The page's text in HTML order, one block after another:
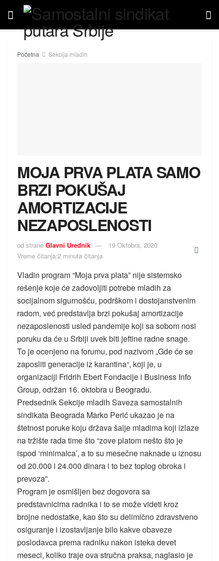
Početna Sekcija mladih
MOJA PRVA PLATA SAMO
BRZI POKUŠAJ
AMORTIZACIJE
NEZAPOSLENOSTI
od strane Glavni Urednik
19 Oktobra, 2020
Vreme čitanja:2 minuta čitanja
Vladin program “Moja prva plata” nije sistemsko
rešenje koje će zadovoljiti potrebe mladih za
socijalnom sigurnošću, podrškom i dostojanstvenim
radom, već predstavlja brzi pokušaj amortizacije
nezaposlenosti usled pandemije koji sa sobom nosi
poruku da će u Srbiji uvek biti jeftine radne snage.
To je ocenjeno na forumu, pod nazivom „Gde će se
zaposliti generacije iz karantina“, koji je, u
organizaciji Fridrih Ebert Fondacije i Business Info
Group, održan 16. oktobra u Beogradu.
Predsednik Sekcije mladih Saveza samostalnih
sindikata Beograda Marko Perić ukazao je na
štetnost poruke koju država šalje mladima koji izlaze
na tržište rada time što “zove platom nešto što je
ispod ‘minimalca’, a to su mesečne naknade u iznosu
od 20.000 i 24.000 dinara i to bez toplog obroka i
prevoza”.
Program je osmišljen bez dogovora sa
predstavnicima radnika i to se može videti kroz
brojne nedostatke, kao što su delimično zdravstveno
osiguranje i izostavljanje bilo kakve obaveze
poslodavca prema radniku nakon isteka devet
meseci, koliko traje ova stručna praksa, naglasio je